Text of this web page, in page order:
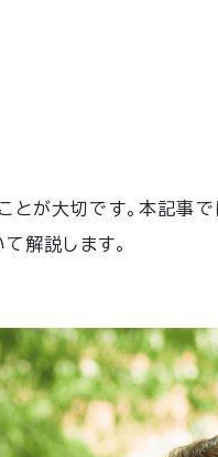
が大切です。本記事
解説します。